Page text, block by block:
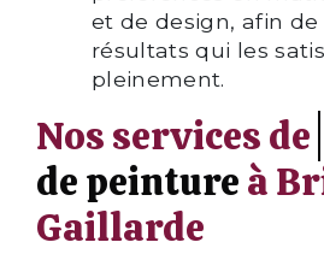
et de design, afin de
résultats qui les
pleinement.
Nos services de
de peintureà
Gaillarde